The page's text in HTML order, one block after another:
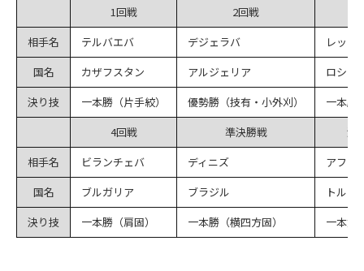
1回戦 2回戦
相手名
テルバエバ デジェラバ
レッド
国名
カザフスタン アルジェリア
ロシア
決り技
一本勝（片手絞） 優勢勝（技有・小外刈）
一本勝
4回戦
準決勝戦
決
相手名
ビランチェバ ディニズ
アフヨ
国名
ブルガリア ブラジル
トルコ
決り技
一本勝（肩固） 一本勝（横四方固） 一本負